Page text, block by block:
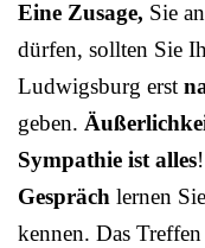
Eine Zusage, Sie
dürfen, sollten Sie
Ludwigsburg erst
geben.
Sympathie ist alles
Gespräch lernen
kennen. Das